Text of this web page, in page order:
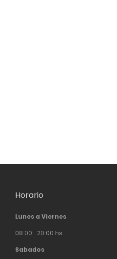
Horario
Lunes a Viernes
08.00 -20.00 hs
Sabados